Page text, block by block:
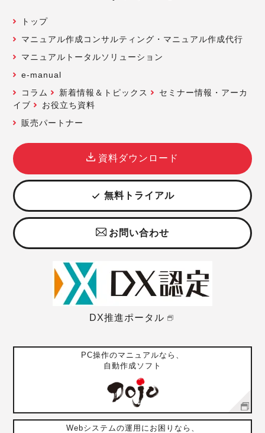
トップ
マニュアル作成コンサルティング・マニュアル作成代行
マニュアルトータルソリューション
e-manual
コラム
新着情報＆トピックス
セミナー情報・アーカ
イブ
お役立ち資料
販売パートナー
資料ダウンロード
無料トライアル
お問い合わせ
DX推進ポータル
PC操作のマニュアルなら、
自動作成ソフト
Webシステムの運用にお困りなら、